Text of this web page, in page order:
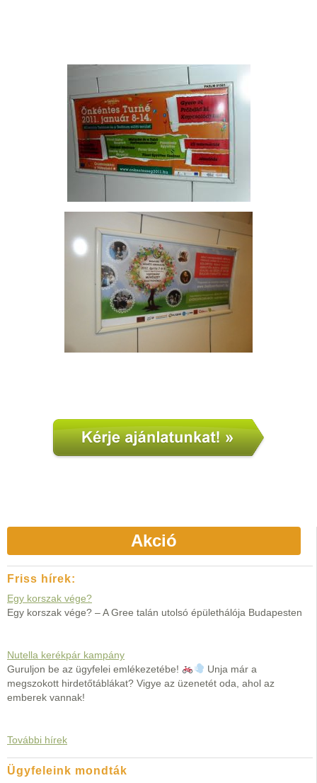
Akció
Friss hírek:
Egy korszak vége?
Egy korszak vége? – A Gree talán utolsó épülethálója Budapesten
Nutella kerékpár kampány
Guruljon be az ügyfelei emlékezetébe!
Unja már a
megszokott hirdetőtáblákat? Vigye az üzenetét oda, ahol az
emberek vannak!
További hírek
Ügyfeleink mondták